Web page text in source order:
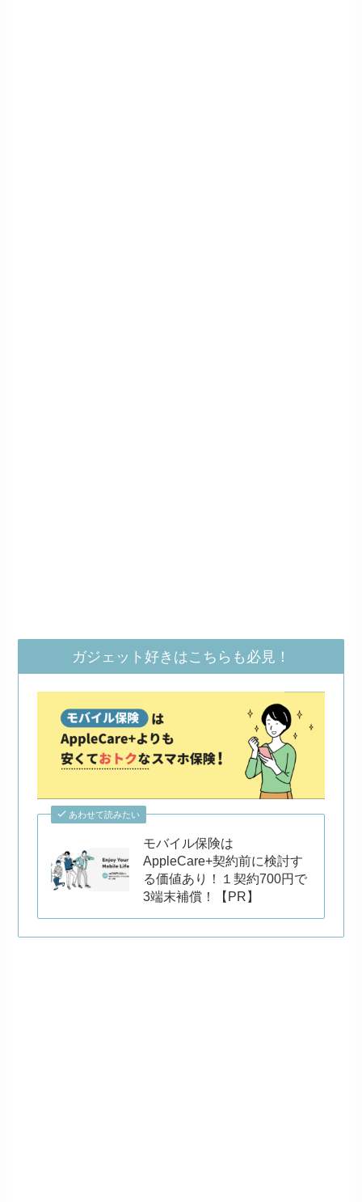
ガジェット好きはこちらも必見！
あわせて読みたい
モバイル保険は
AppleCare+契約前に検討す
る価値あり！１契約700円で
3端末補償！【PR】